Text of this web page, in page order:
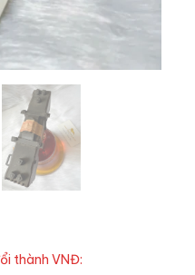
thành VNĐ: